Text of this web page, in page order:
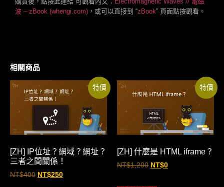
波 – zBook (whengi.com) ，或可以直接到 “zBook” 頁面點按觀看。
相關商品
特價
[ZH] IP位址？網域？網址？
三者之間關係！
NT$400 NT$250
特價
[ZH] 什麼是 HTML iframe？
NT$1,200 NT$0